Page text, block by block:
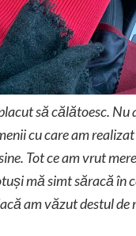
să călătoesc. Nu
cu care am
Tot ce am vrut
mă simt săracă în
am văzut destul de